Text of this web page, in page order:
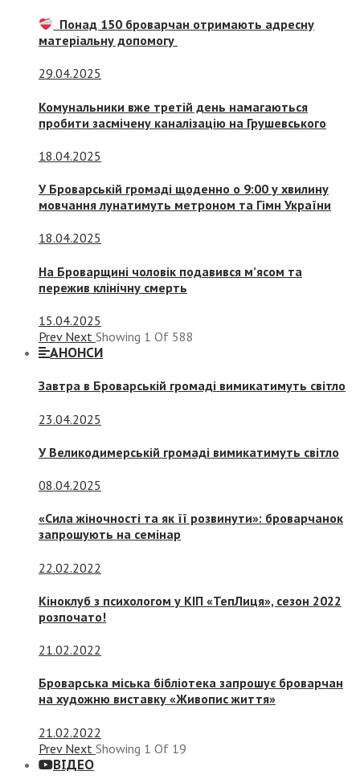
Понад 150 броварчан отримають адресну
матеріальну допомогу
29.04.2025
Комунальники вже третій день намагаються
пробити засмічену каналізацію на Грушевського
18.04.2025
У Броварській громаді щоденно о 9:00 у хвилину
мовчання лунатимуть метроном та Гімн України
18.04.2025
На Броварщині чоловік подавився м’ясом та
пережив клінічну смерть
15.04.2025
Prev Next Showing 1 Of 588
АНОНСИ
Завтра в Броварській громаді вимикатимуть світло
23.04.2025
У Великодимерській громаді вимикатимуть світло
08.04.2025
«Сила жіночності та як її розвинути»: броварчанок
запрошують на семінар
22.02.2022
Кіноклуб з психологом у КІП «ТепЛиця», сезон 2022
розпочато!
21.02.2022
Броварська міська бібліотека запрошує броварчан
на художню виставку «Живопис життя»
21.02.2022
Prev Next Showing 1 Of 19
ВІДЕО